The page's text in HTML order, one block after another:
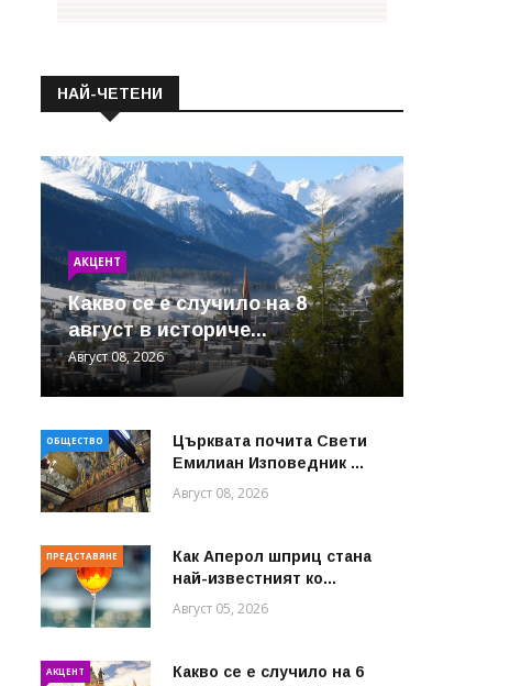
НАЙ-ЧЕТЕНИ
АКЦЕНТ
Какво се е случило на 8
август в историче...
Август 08, 2026
ОБЩЕСТВО
Църквата почита Свeти
Емилиан Изповедник ...
Август 08, 2026
ПРЕДСТАВЯНЕ
Как Аперол шприц стана
най-известният ко...
Август 05, 2026
АКЦЕНТ
Какво се е случило на 6